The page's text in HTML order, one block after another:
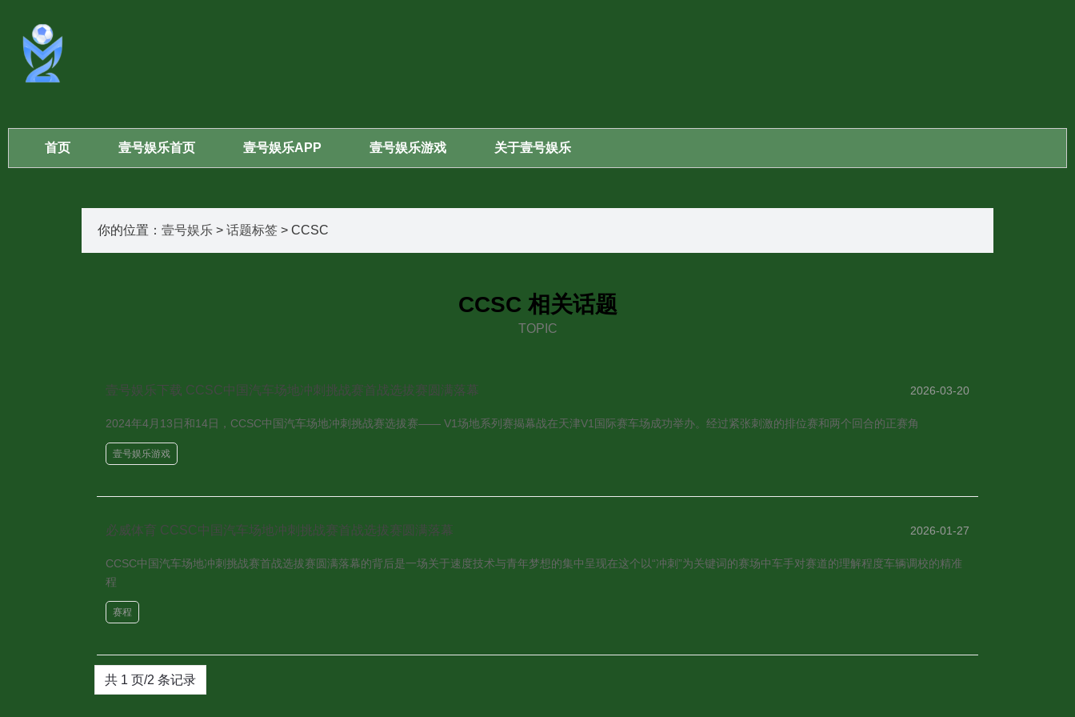
首页 壹号娱乐首页 壹号娱乐APP 壹号娱乐游戏 关于壹号娱乐
你的位置： 壹号娱乐 > 话题标签 > CCSC
CCSC 相关话题
TOPIC
壹号娱乐下载 CCSC中国汽车场地冲刺挑战赛首战选拔赛圆满落幕 2026-03-20
2024年4月13日和14日，CCSC中国汽车场地冲刺挑战赛选拔赛—— V1场地系列赛揭幕战在天津V1国际赛车场成功举办。经过紧张刺激的排位赛和两个回合的正赛角
壹号娱乐游戏
必威体育 CCSC中国汽车场地冲刺挑战赛首战选拔赛圆满落幕 2026-01-27
CCSC中国汽车场地冲刺挑战赛首战选拔赛圆满落幕的背后是一场关于速度技术与青年梦想的集中呈现在这个以“冲刺”为关键词的赛场中车手对赛道的理解程度车辆调校的精准
程
赛程
共 1 页/2 条记录